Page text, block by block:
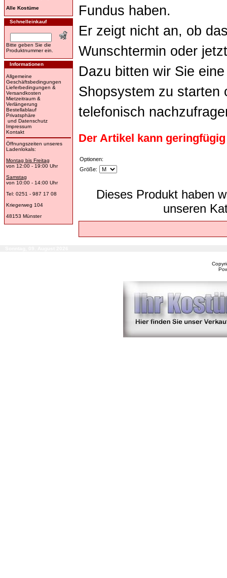
Alle Kostüme
Schnelleinkauf
Bitte geben Sie die
Produktnummer ein.
Informationen
Allgemeine
Geschäftsbedingungen
Lieferbedingungen &
Versandkosten
Mietzeitraum &
Verlängerung
Bestellablauf
Privatsphäre
und Datenschutz
Impressum
Kontakt
Öffnungszeiten unseres
Ladenlokals:
Montag bis Freitag
von 12:00 - 19:00 Uhr
Samstag
von 10:00 - 14:00 Uhr
Tel: 0251 - 987 17 08
Kriegerweg 104
48153 Münster
Fundus haben.
Er zeigt nicht an, ob
Wunschtermin oder
Dazu bitten wir Sie
Shopsystem zu starten
telefonisch
Der Artikel kann
Optionen:
Größe:
Dieses Produkt haben
unseren